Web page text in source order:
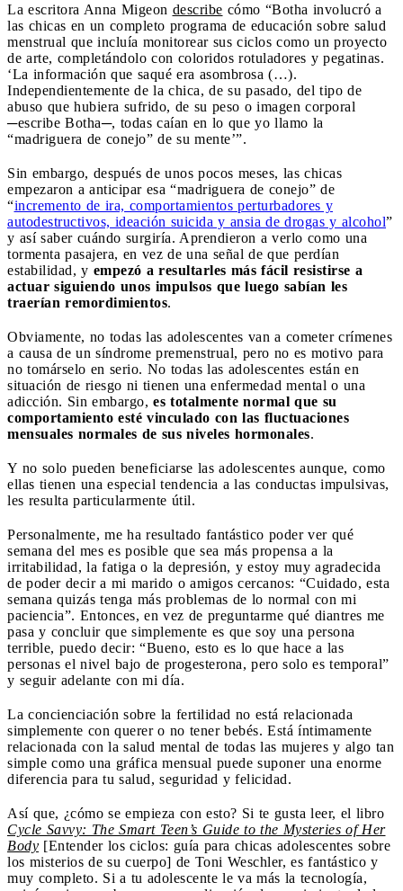
La escritora Anna Migeon describe cómo “Botha involucró a
las chicas en un completo programa de educación sobre salud
menstrual que incluía monitorear sus ciclos como un proyecto
de arte, completándolo con coloridos rotuladores y pegatinas.
‘La información que saqué era asombrosa (…).
Independientemente de la chica, de su pasado, del tipo de
abuso que hubiera sufrido, de su peso o imagen corporal
─escribe Botha─, todas caían en lo que yo llamo la
“madriguera de conejo” de su mente’”.
Sin embargo, después de unos pocos meses, las chicas
empezaron a anticipar esa “madriguera de conejo” de
“incremento de ira, comportamientos perturbadores y
autodestructivos, ideación suicida y ansia de drogas y alcohol”
y así saber cuándo surgiría. Aprendieron a verlo como una
tormenta pasajera, en vez de una señal de que perdían
estabilidad, y empezó a resultarles más fácil resistirse a
actuar siguiendo unos impulsos que luego sabían les
traerían remordimientos.
Obviamente, no todas las adolescentes van a cometer crímenes
a causa de un síndrome premenstrual, pero no es motivo para
no tomárselo en serio. No todas las adolescentes están en
situación de riesgo ni tienen una enfermedad mental o una
adicción. Sin embargo, es totalmente normal que su
comportamiento esté vinculado con las fluctuaciones
mensuales normales de sus niveles hormonales.
Y no solo pueden beneficiarse las adolescentes aunque, como
ellas tienen una especial tendencia a las conductas impulsivas,
les resulta particularmente útil.
Personalmente, me ha resultado fantástico poder ver qué
semana del mes es posible que sea más propensa a la
irritabilidad, la fatiga o la depresión, y estoy muy agradecida
de poder decir a mi marido o amigos cercanos: “Cuidado, esta
semana quizás tenga más problemas de lo normal con mi
paciencia”. Entonces, en vez de preguntarme qué diantres me
pasa y concluir que simplemente es que soy una persona
terrible, puedo decir: “Bueno, esto es lo que hace a las
personas el nivel bajo de progesterona, pero solo es temporal”
y seguir adelante con mi día.
La concienciación sobre la fertilidad no está relacionada
simplemente con querer o no tener bebés. Está íntimamente
relacionada con la salud mental de todas las mujeres y algo tan
simple como una gráfica mensual puede suponer una enorme
diferencia para tu salud, seguridad y felicidad.
Así que, ¿cómo se empieza con esto? Si te gusta leer, el libro
Cycle Savvy: The Smart Teen’s Guide to the Mysteries of Her
Body [Entender los ciclos: guía para chicas adolescentes sobre
los misterios de su cuerpo] de Toni Weschler, es fantástico y
muy completo. Si a tu adolescente le va más la tecnología,